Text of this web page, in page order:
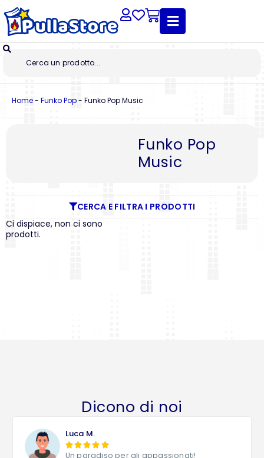
Home- Funko Pop- Funko Pop Music
Funko Pop
Music
CERCA E FILTRA I PRODOTTI
Ci dispiace, non ci sono
prodotti.
Dicono di noi
Luca M.
 
Un paradiso per gli appassionati!